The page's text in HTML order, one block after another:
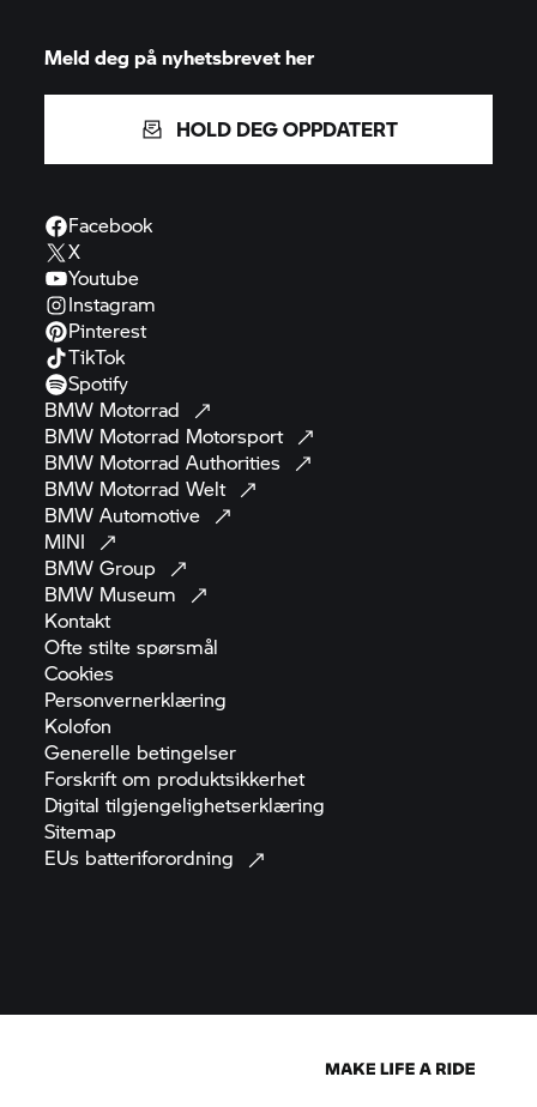
Meld deg på nyhetsbrevet her
HOLD DEG OPPDATERT
Facebook
X
Youtube
Instagram
Pinterest
TikTok
Spotify
BMW Motorrad
BMW Motorrad Motorsport
BMW Motorrad Authorities
BMW Motorrad Welt
BMWAutomotive
MINI
BMWGroup
BMW Museum
Kontakt
Ofte stiltespørsmål
Cookies
Personvernerklæring
Kolofon
Generelle betingelser
Forskrift om produktsikkerhet
Digitaltilgjengelighetserklæring
Sitemap
EUs batteriforordning